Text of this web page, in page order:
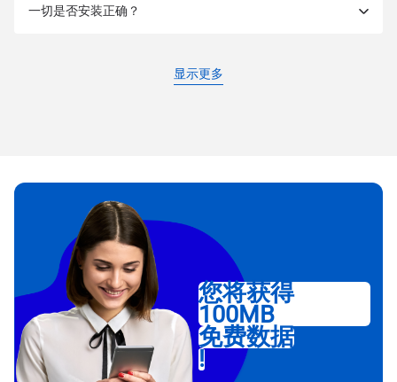
一切是否安装正确？
显示更多
您将获得
100MB
免费数据
!